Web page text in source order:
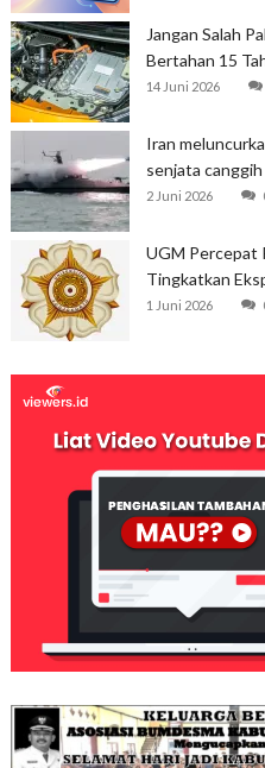
Jangan Salah
Bertahan 15
14 Juni 2026
Iran
senjata
2 Juni 2026
UGM Percepat
Tingkatkan
1 Juni 2026